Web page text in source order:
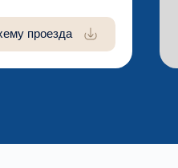
проезда